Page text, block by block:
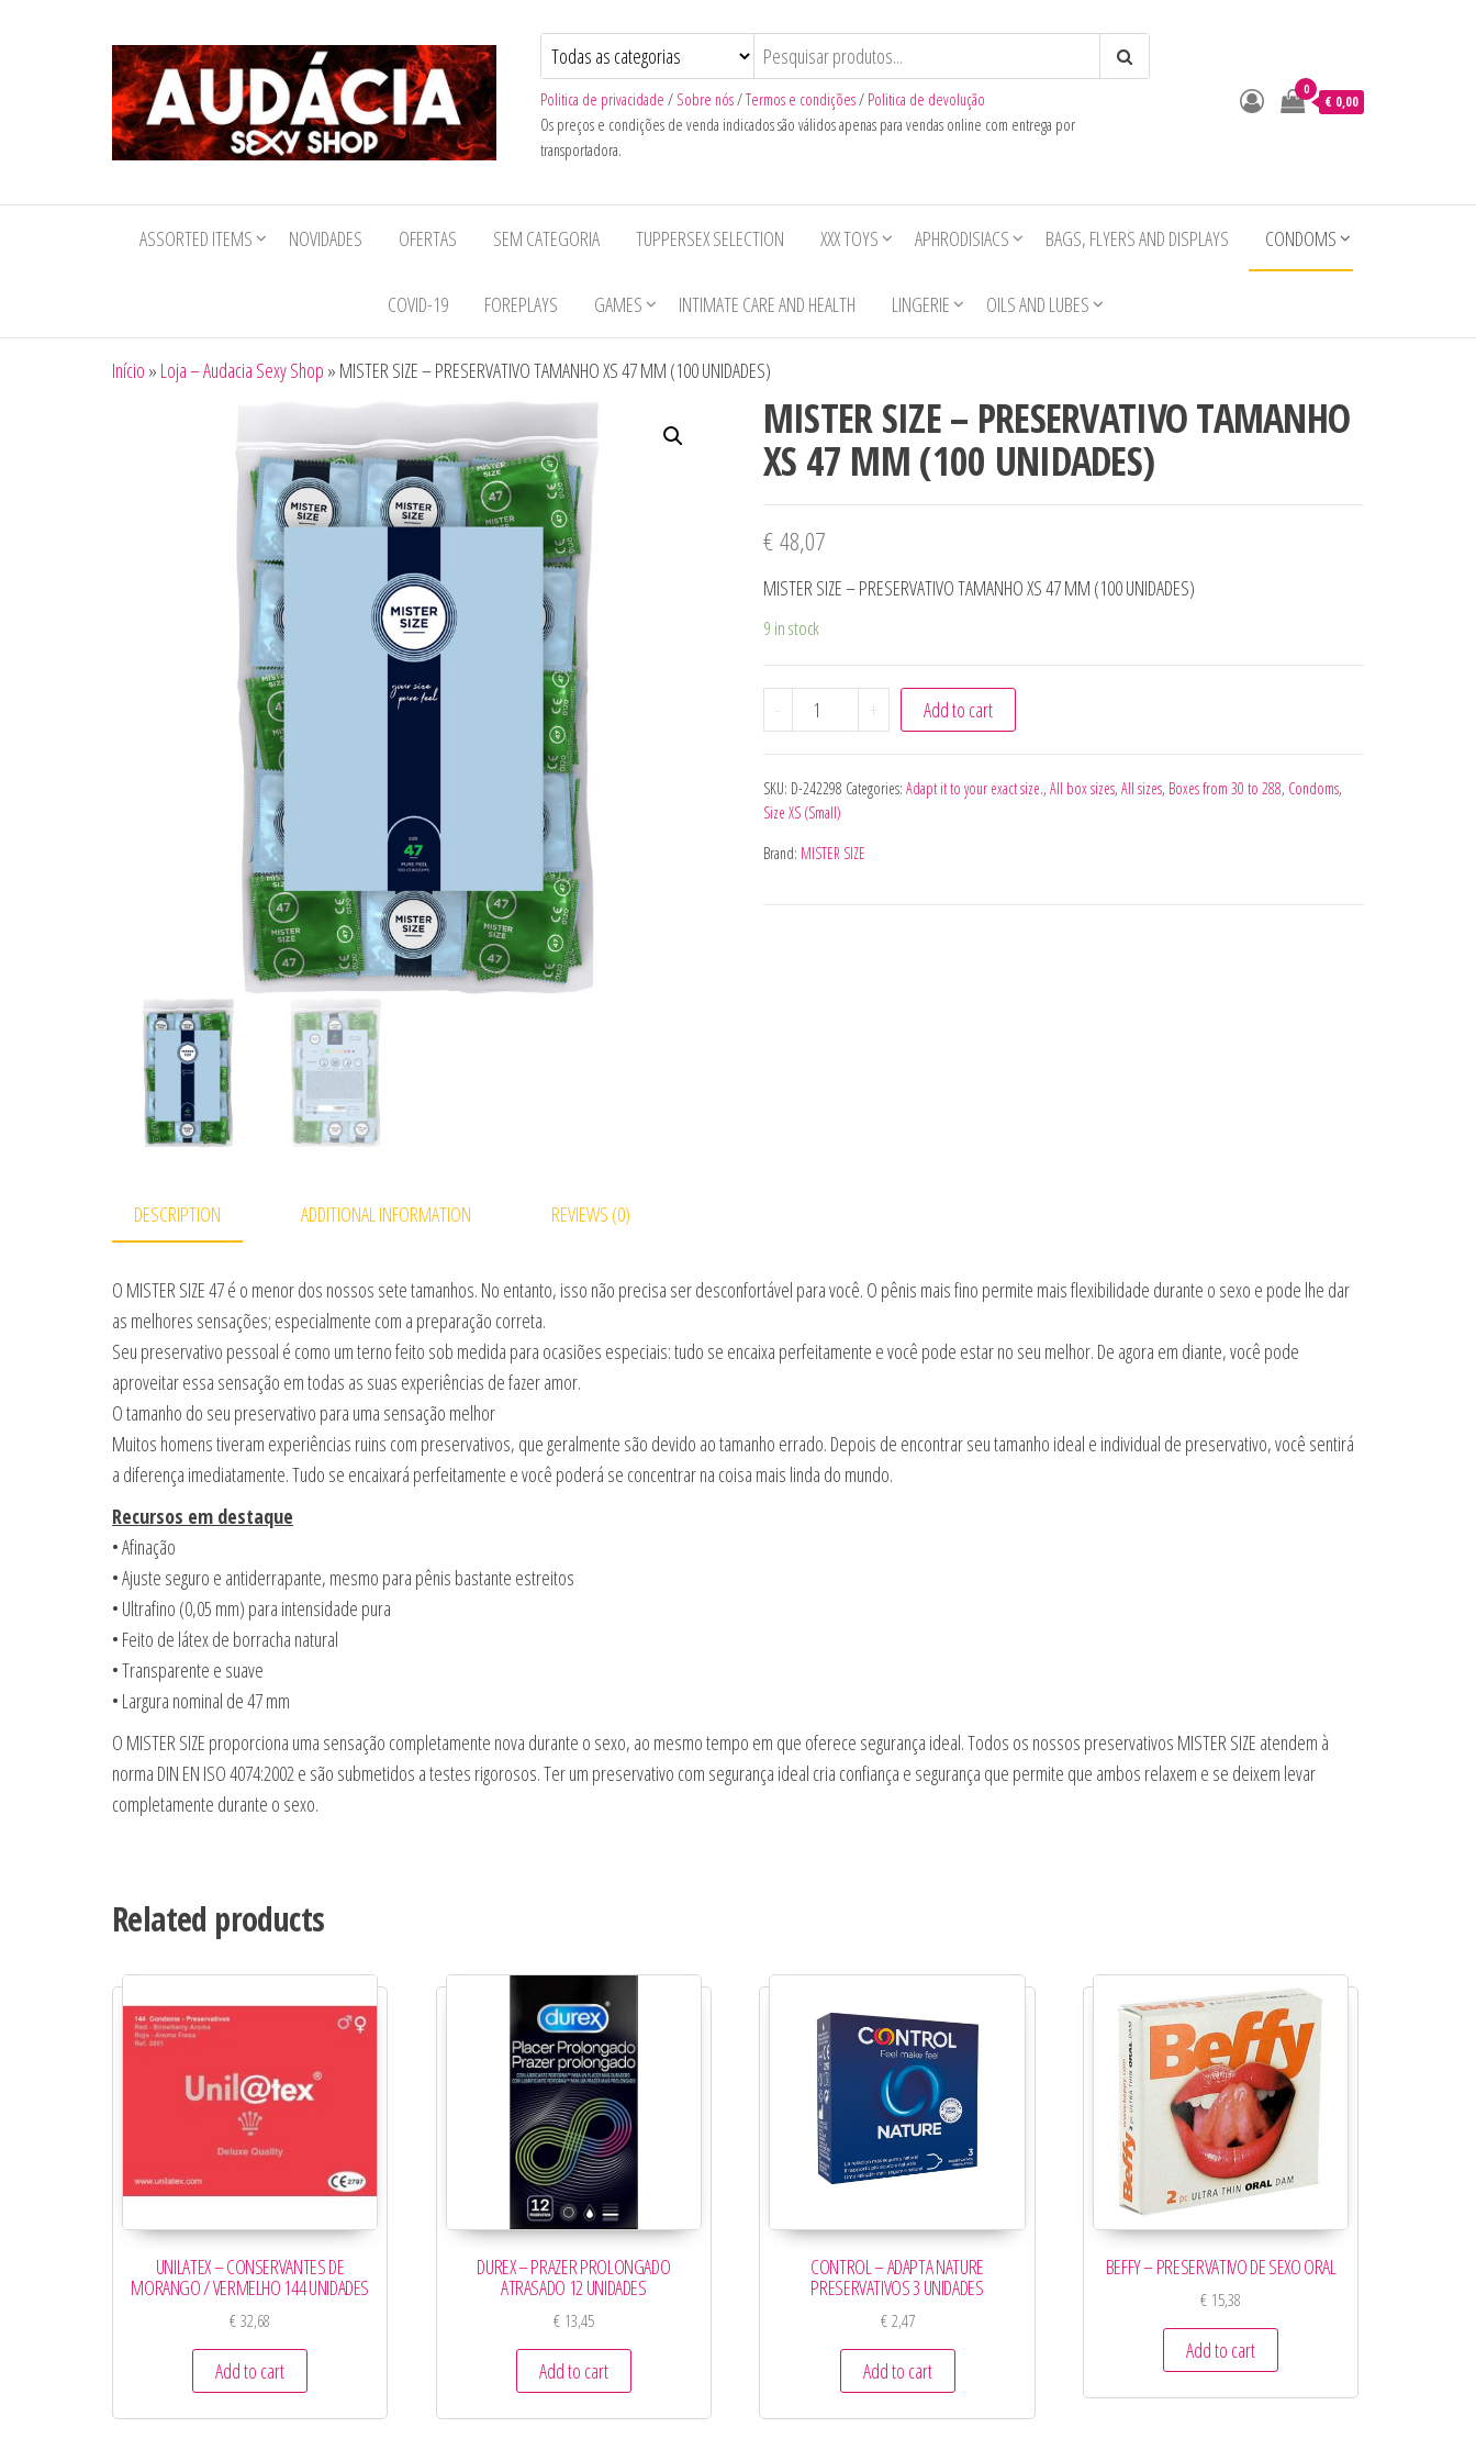
Sexy
Shop
Politica de privacidade / Sobre nós/Termos e condições/ Politica de devolução
Os preços e condições de venda indicados são válidos apenas para vendas online com entrega por
transportadora.
0
€ 0,00
ASSORTED ITEMS NOVIDADES OFERTAS SEM CATEGORIA TUPPERSEX SELECTION XXX TOYS APHRODISIACS BAGS, FLYERS AND DISPLAYS CONDOMS
COVID-19 FOREPLAYS GAMES INTIMATE CARE AND HEALTH LINGERIE OILS AND LUBES
Início » Loja – Audacia Sexy Shop » MISTER SIZE – PRESERVATIVO TAMANHO XS 47 MM (100 UNIDADES)
MISTER SIZE – PRESERVATIVO TAMANHO
XS 47 MM (100 UNIDADES)
€48,07
MISTER SIZE – PRESERVATIVO TAMANHO XS 47 MM (100 UNIDADES)
9 in stock
- MISTER SIZE - PRESERVATIVO TAMANHO XS 47 MM (100 UNIDADES) quantity
+ Add to cart
SKU: D-242298 Categories: Adapt it to your exact size., All box sizes, All sizes, Boxes from 30 to 288, Condoms,
Size XS (Small)
Brand: MISTER SIZE
DESCRIPTION ADDITIONAL INFORMATION REVIEWS (0)
O MISTER SIZE 47 é o menor dos nossos sete tamanhos. No entanto, isso não precisa ser desconfortável para você. O pênis mais fino permite mais flexibilidade durante o sexo e pode lhe dar
as melhores sensações; especialmente com a preparação correta.
Seu preservativo pessoal é como um terno feito sob medida para ocasiões especiais: tudo se encaixa perfeitamente e você pode estar no seu melhor. De agora em diante, você pode
aproveitar essa sensação em todas as suas experiências de fazer amor.
O tamanho do seu preservativo para uma sensação melhor
Muitos homens tiveram experiências ruins com preservativos, que geralmente são devido ao tamanho errado. Depois de encontrar seu tamanho ideal e individual de preservativo, você sentirá
a diferença imediatamente. Tudo se encaixará perfeitamente e você poderá se concentrar na coisa mais linda do mundo.
Recursos em destaque
• Afinação
• Ajuste seguro e antiderrapante, mesmo para pênis bastante estreitos
• Ultrafino (0,05 mm) para intensidade pura
• Feito de látex de borracha natural
• Transparente e suave
• Largura nominal de 47 mm
O MISTER SIZE proporciona uma sensação completamente nova durante o sexo, ao mesmo tempo em que oferece segurança ideal. Todos os nossos preservativos MISTER SIZE atendem à
norma DIN EN ISO 4074:2002 e são submetidos a testes rigorosos. Ter um preservativo com segurança ideal cria confiança e segurança que permite que ambos relaxem e se deixem levar
completamente durante o sexo.
Related products
UNILATEX – CONSERVANTES DE
MORANGO / VERMELHO 144 UNIDADES
€32,68
Add to cart
DUREX – PRAZER PROLONGADO
ATRASADO 12 UNIDADES
€13,45
Add to cart
CONTROL – ADAPTA NATURE
PRESERVATIVOS 3 UNIDADES
€2,47
Add to cart
BEFFY – PRESERVATIVO DE SEXO ORAL
€ 15,38
Add to cart